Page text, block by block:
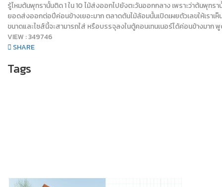
รู้ไหมต้นพุทรานั้นติด 1 ใน 10 ไม้ส่งออกไปยังตะวันออกกลาง เพราะว่าต้นพุทร
ยอดส่งออกต่อปีค่อนข้างเยอะมาก ตลาดต้นไม้ล้อมนั้นเปิดเผยตัวเลขให้เรา
ขนาดและไซส์นี้จะสามารถใส่ หรือบรรจุลงในตู้คอนเทนเนอร์ได้ค่อนข้างมา
VIEW :349746
SHARE
Tags